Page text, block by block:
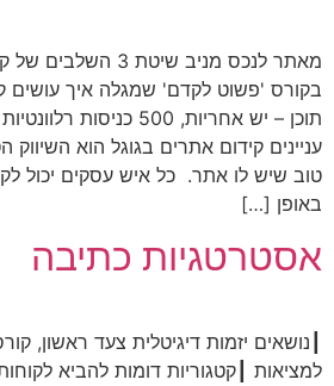
מאתר לנכס מניב שיטת
בקורס 'פשוט לקדם' שמגלה איך עושים
תוכן – יש אחריות, 500
עניינים קידום אתרים בגוגל הוא
טוב שיש לו אתר. כל איש עסקים יכול
באופן […]
אסטרטגיות כתיבה
┃נושאים יזמות דיגיטלית צעד ראשון,
למציאות ┃קטגוריות דומות להביא